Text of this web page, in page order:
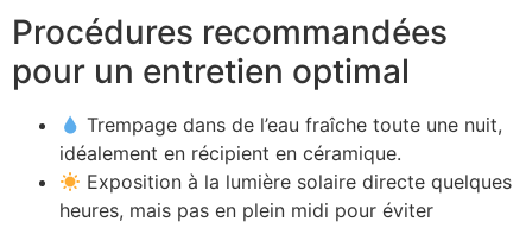
Procédures recommandées
pour un entretien optimal
Trempage dans de l’eau fraîche toute une nuit,
idéalement en récipient en céramique.
Exposition à la lumière solaire directe quelques
heures, mais pas en plein midi pour éviter